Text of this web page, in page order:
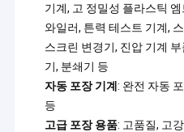
기계, 고 정밀성 플라스틱
와일러, 튼력 테스트 기계,
스크린 변경기, 진압 기계
기, 분쇄기 등
자동 포장 기계: 완전 자동
등
고급 포장 용품: 고품질, 고